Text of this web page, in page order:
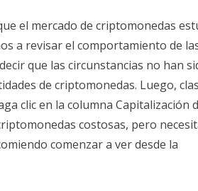
el mercado de criptomonedas
a revisar el comportamiento de
que las circunstancias no han
de criptomonedas. Luego,
clic en la columna Capitalización
costosas, pero
comenzar a ver desde la